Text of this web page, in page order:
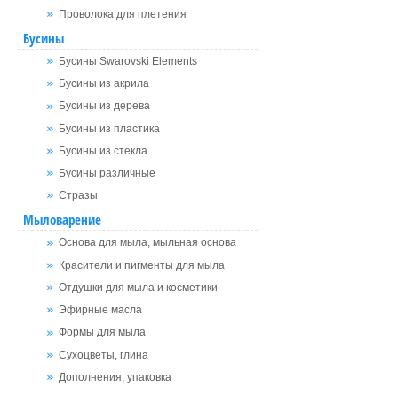
Проволока для плетения
Бусины
Бусины Swarovski Elements
Бусины из акрила
Бусины из дерева
Бусины из пластика
Бусины из стекла
Бусины различные
Стразы
Мыловарение
Основа для мыла, мыльная основа
Красители и пигменты для мыла
Отдушки для мыла и косметики
Эфирные масла
Формы для мыла
Сухоцветы, глина
Дополнения, упаковка